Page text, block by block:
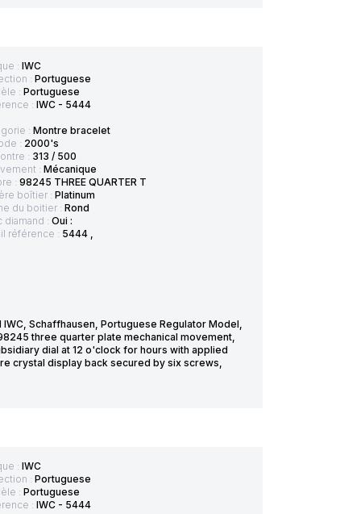
: IWC
: Portuguese
: Portuguese
: IWC - 5444
: Montre bracelet
: 2000's
: 313 / 500
: Mécanique
: 98245 THREE QUARTER T
boîtier : Platinum
du boitier : Rond
diamand : Oui :
référence : 5444 ,
Schaffhausen, Portuguese Regulator Model,
three quarter plate mechanical movement,
dial at 12 o'clock for hours with applied
crystal display back secured by six screws,
: IWC
: Portuguese
: Portuguese
: IWC - 5444